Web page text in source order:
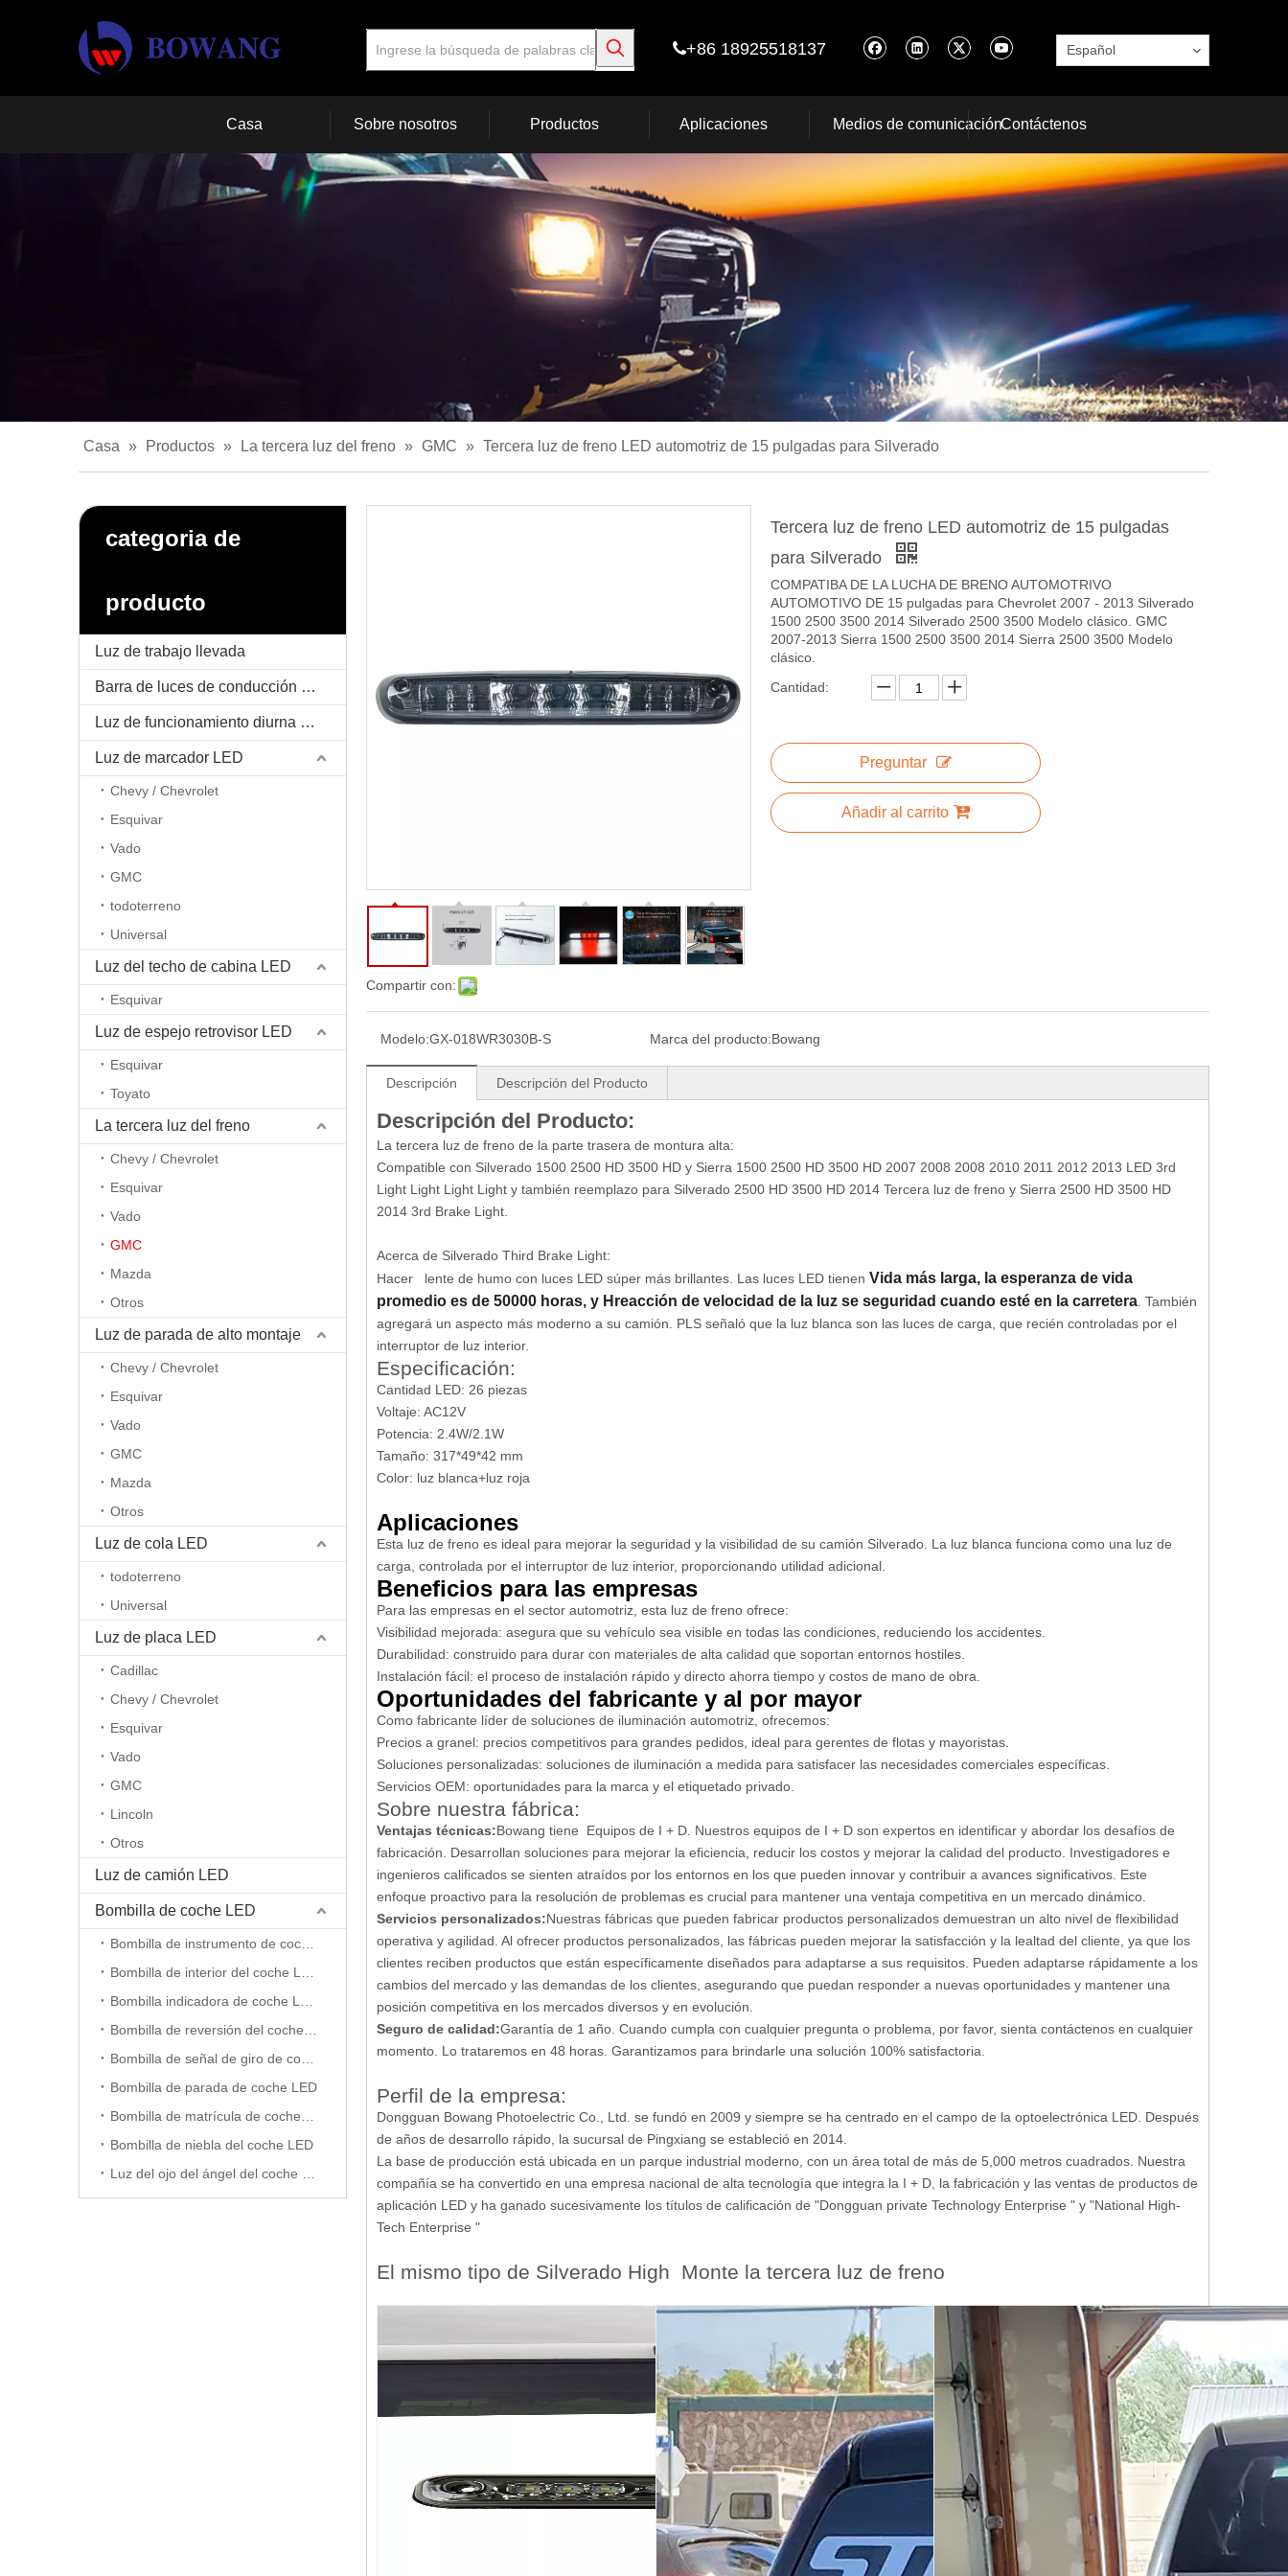
+86 18925518137 Español
Casa Sobre nosotros Productos Aplicaciones Medios de comunicaciónContáctenos
Casa » Productos » La tercera luz del freno » GMC » Tercera luz de freno LED automotriz de 15 pulgadas para Silverado
categoria de
producto
Luz de trabajo llevada
Barra de luces de conducción LED
Luz de funcionamiento diurna LED / DRL
Luz de marcador LED
Chevy / Chevrolet
Esquivar
Vado
GMC
todoterreno
Universal
Luz del techo de cabina LED
Esquivar
Luz de espejo retrovisor LED
Esquivar
Toyato
La tercera luz del freno
Chevy / Chevrolet
Esquivar
Vado
GMC
Mazda
Otros
Luz de parada de alto montaje
Chevy / Chevrolet
Esquivar
Vado
GMC
Mazda
Otros
Luz de cola LED
todoterreno
Universal
Luz de placa LED
Cadillac
Chevy / Chevrolet
Esquivar
Vado
GMC
Lincoln
Otros
Luz de camión LED
Bombilla de coche LED
Bombilla de parada de coche LED
Bombilla de niebla del coche LED
Compartir con:
Tercera luz de freno LED automotriz de 15 pulgadas
para Silverado
COMPATIBA DE LA LUCHA DE BRENO AUTOMOTRIVO
AUTOMOTIVO DE 15 pulgadas para Chevrolet 2007 - 2013 Silverado
1500 2500 3500 2014 Silverado 2500 3500 Modelo clásico. GMC
2007-2013 Sierra 1500 2500 3500 2014 Sierra 2500 3500 Modelo
clásico.
Cantidad:
Preguntar
Añadir al carrito
Modelo:GX-018WR3030B-S Marca del producto:Bowang
Descripción Descripción del Producto
Descripción del Producto:
La tercera luz de freno de la parte trasera de montura alta:
Compatible con Silverado 1500 2500 HD 3500 HD y Sierra 1500 2500 HD 3500 HD 2007 2008 2008 2010 2011 2012 2013 LED 3rd
Light Light Light Light y también reemplazo para Silverado 2500 HD 3500 HD 2014 Tercera luz de freno y Sierra 2500 HD 3500 HD
2014 3rd Brake Light.
Acerca de Silverado Third Brake Light:
Hacer lente de humo con luces LED súper más brillantes. Las luces LED tienen Vida más larga, la esperanza de vida
promedio es de 50000 horas, y H reacción de velocidad de la luz se seguridad cuando esté en la carretera . También
agregará un aspecto más moderno a su camión. PLS señaló que la luz blanca son las luces de carga, que recién controladas por el
interruptor de luz interior.
Especificación:
Cantidad LED: 26 piezas
Voltaje: AC12V
Potencia: 2.4W/2.1W
Tamaño: 317*49*42 mm
Color: luz blanca+luz roja
Aplicaciones
Esta luz de freno es ideal para mejorar la seguridad y la visibilidad de su camión Silverado. La luz blanca funciona como una luz de
carga, controlada por el interruptor de luz interior, proporcionando utilidad adicional.
Beneficios para las empresas
Para las empresas en el sector automotriz, esta luz de freno ofrece:
Visibilidad mejorada: asegura que su vehículo sea visible en todas las condiciones, reduciendo los accidentes.
Durabilidad: construido para durar con materiales de alta calidad que soportan entornos hostiles.
Instalación fácil: el proceso de instalación rápido y directo ahorra tiempo y costos de mano de obra.
Oportunidades del fabricante y al por mayor
Como fabricante líder de soluciones de iluminación automotriz, ofrecemos:
Precios a granel: precios competitivos para grandes pedidos, ideal para gerentes de flotas y mayoristas.
Soluciones personalizadas: soluciones de iluminación a medida para satisfacer las necesidades comerciales específicas.
Servicios OEM: oportunidades para la marca y el etiquetado privado.
Sobre nuestra fábrica:
Ventajas técnicas:Bowang tiene Equipos de I + D. Nuestros equipos de I + D son expertos en identificar y abordar los desafíos de
fabricación. Desarrollan soluciones para mejorar la eficiencia, reducir los costos y mejorar la calidad del producto. Investigadores e
ingenieros calificados se sienten atraídos por los entornos en los que pueden innovar y contribuir a avances significativos. Este
enfoque proactivo para la resolución de problemas es crucial para mantener una ventaja competitiva en un mercado dinámico.
Servicios personalizados:Nuestras fábricas que pueden fabricar productos personalizados demuestran un alto nivel de flexibilidad
operativa y agilidad. Al ofrecer productos personalizados, las fábricas pueden mejorar la satisfacción y la lealtad del cliente, ya que los
clientes reciben productos que están específicamente diseñados para adaptarse a sus requisitos. Pueden adaptarse rápidamente a los
cambios del mercado y las demandas de los clientes, asegurando que puedan responder a nuevas oportunidades y mantener una
posición competitiva en los mercados diversos y en evolución.
Seguro de calidad:Garantía de 1 año. Cuando cumpla con cualquier pregunta o problema, por favor, sienta contáctenos en cualquier
momento. Lo trataremos en 48 horas. Garantizamos para brindarle una solución 100% satisfactoria.
Perfil de la empresa:
Dongguan Bowang Photoelectric Co., Ltd. se fundó en 2009 y siempre se ha centrado en el campo de la optoelectrónica LED. Después
de años de desarrollo rápido, la sucursal de Pingxiang se estableció en 2014.
La base de producción está ubicada en un parque industrial moderno, con un área total de más de 5,000 metros cuadrados. Nuestra
compañía se ha convertido en una empresa nacional de alta tecnología que integra la I + D, la fabricación y las ventas de productos de
aplicación LED y ha ganado sucesivamente los títulos de calificación de "Dongguan private Technology Enterprise " y "National High-
Tech Enterprise "
El mismo tipo de Silverado High Monte la tercera luz de freno